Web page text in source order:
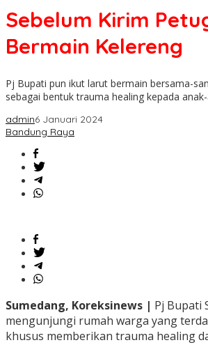
Sebelum Kirim
Bermain Kelereng
Pj Bupati pun ikut larut bermain bersama-
sebagai bentuk trauma healing kepada
admin6 Januari 2024
Bandung Raya
Sumedang, Koreksinews | Pj Bupati
mengunjungi rumah warga yang
khusus memberikan trauma healing